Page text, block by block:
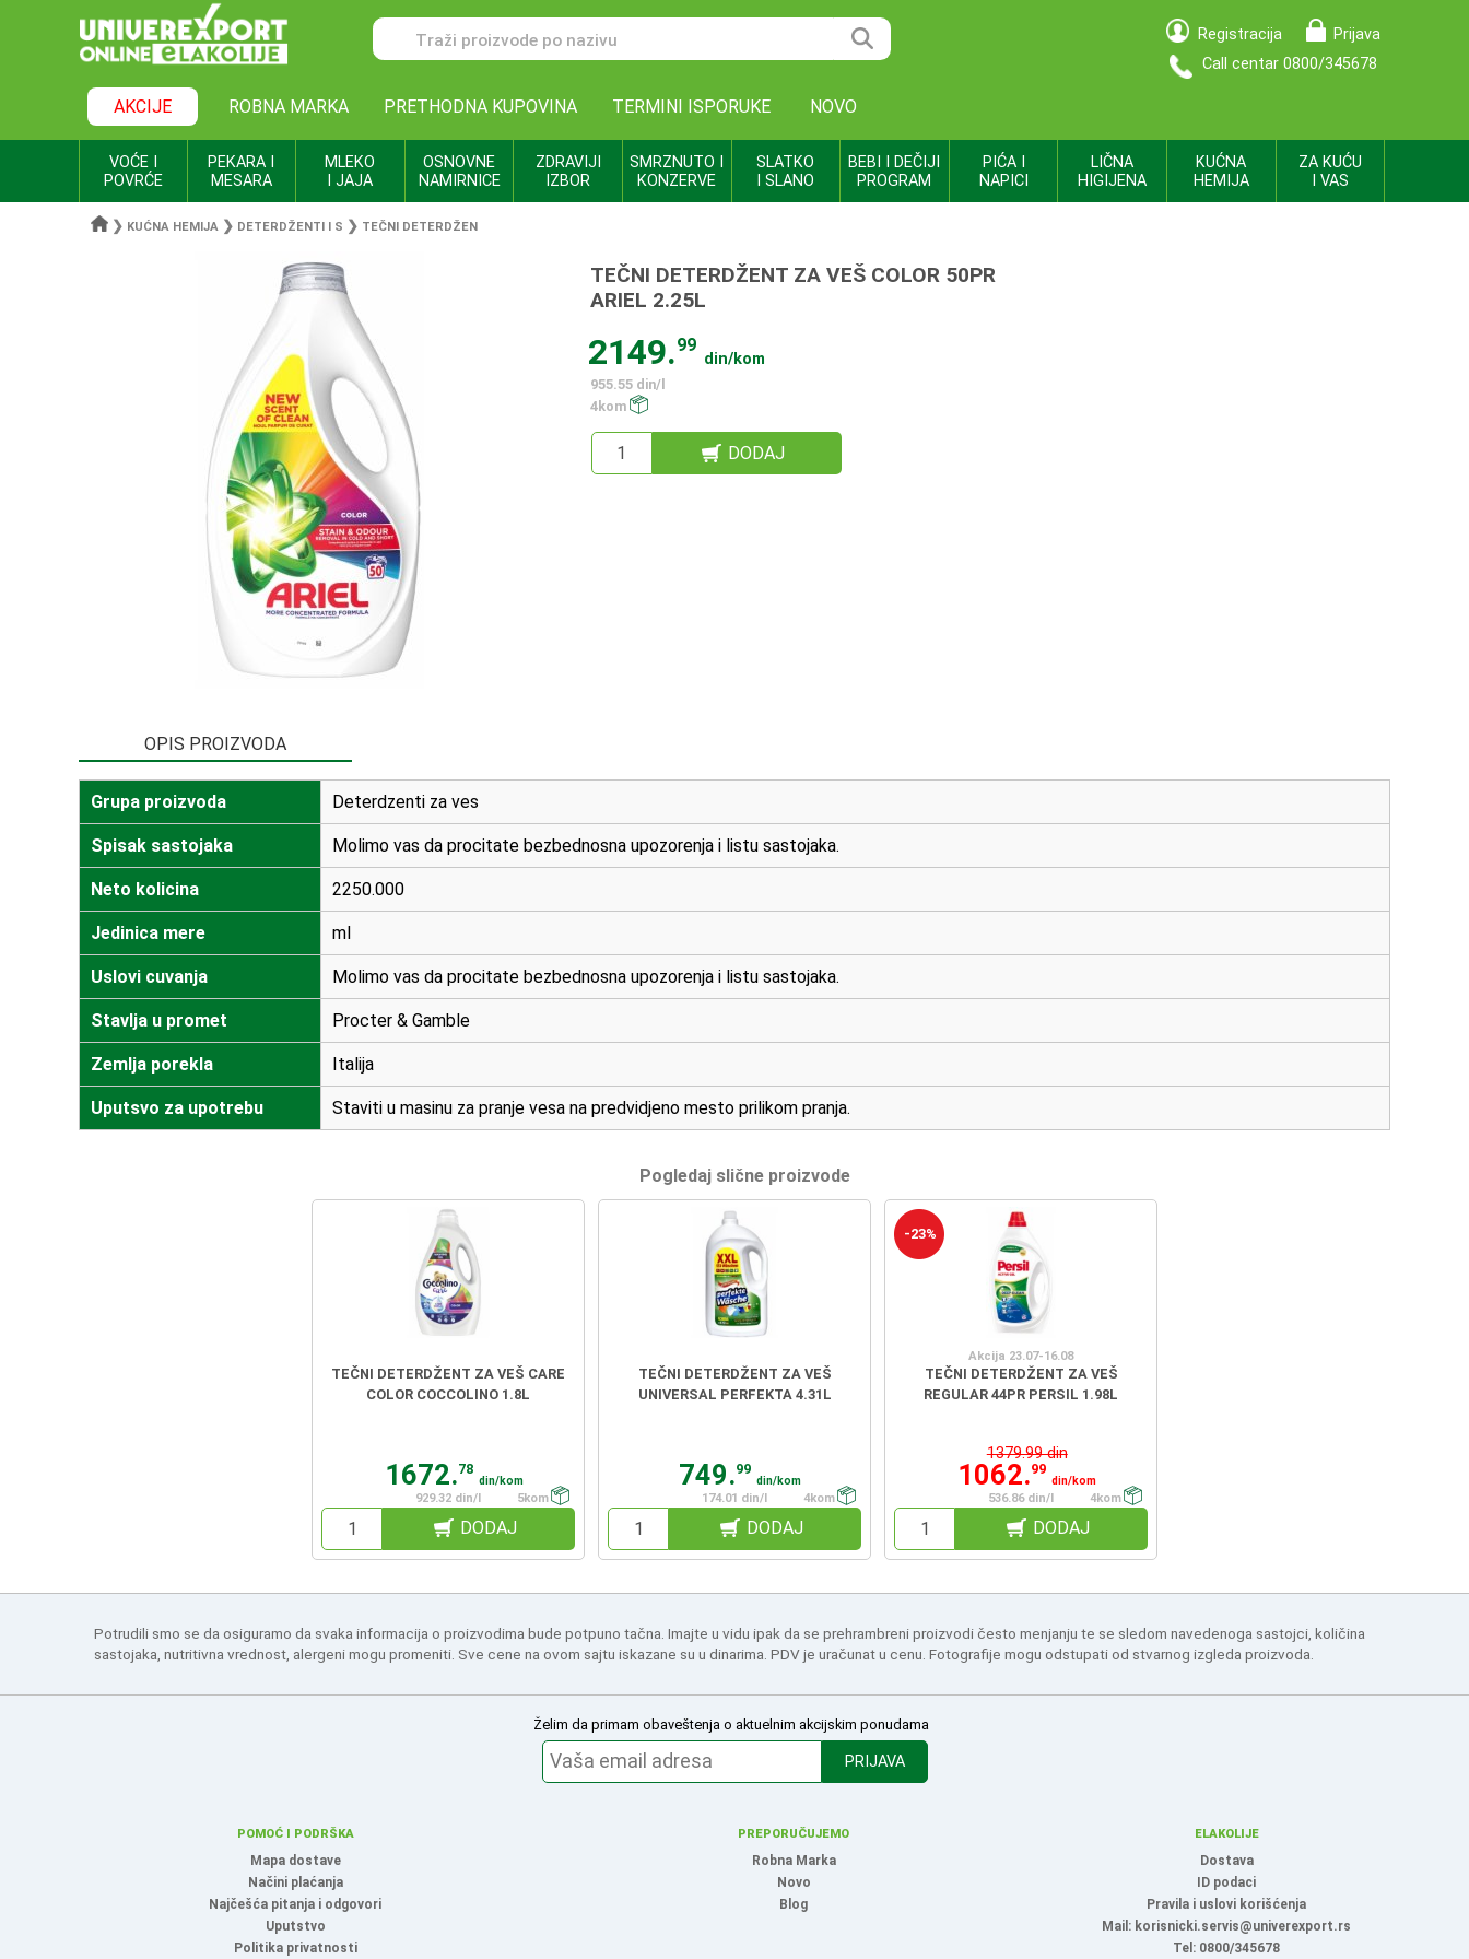
Registracija
Prijava
Call centar 0800/345678
AKCIJE ROBNA MARKA PRETHODNA KUPOVINA TERMINI ISPORUKE NOVO
VOĆE I
POVRĆE
PEKARA I
MESARA
MLEKO
I JAJA
OSNOVNE
NAMIRNICE
ZDRAVIJI
IZBOR
SMRZNUTO I
KONZERVE
SLATKO
I SLANO
BEBI I DEČIJI
PROGRAM
PIĆA I
NAPICI
LIČNA
HIGIJENA
KUĆNA
HEMIJA
ZA KUĆU
I VAS
❯ KUĆNA HEMIJA ❯ DETERDŽENTI I S ❯ TEČNI DETERDŽEN
TEČNI DETERDŽENT ZA VEŠ COLOR 50PR
ARIEL 2.25L
2149.99
din/kom
955.55 din/l
4kom
DODAJ
OPIS PROIZVODA
Grupa proizvoda Deterdzenti za ves
Spisak sastojaka Molimo vas da procitate bezbednosna upozorenja i listu sastojaka.
Neto kolicina 2250.000
Jedinica mere ml
Uslovi cuvanja Molimo vas da procitate bezbednosna upozorenja i listu sastojaka.
Stavlja u promet Procter & Gamble
Zemlja porekla Italija
Uputsvo za upotrebu Staviti u masinu za pranje vesa na predvidjeno mesto prilikom pranja.
Pogledaj slične proizvode
TEČNI DETERDŽENT ZA VEŠ CARE
COLOR COCCOLINO 1.8L
1672.78
din/kom
929.32 din/l
5kom
DODAJ
TEČNI DETERDŽENT ZA VEŠ
UNIVERSAL PERFEKTA 4.31L
749.99
din/kom
174.01 din/l
4kom
DODAJ
-23%
Akcija 23.07-16.08
TEČNI DETERDŽENT ZA VEŠ
REGULAR 44PR PERSIL 1.98L
1379.99 din
1062.99
din/kom
536.86 din/l
4kom
DODAJ
Potrudili smo se da osiguramo da svaka informacija o proizvodima bude potpuno tačna. Imajte u vidu ipak da se prehrambreni proizvodi često menjanju te se sledom navedenoga sastojci, količina
sastojaka, nutritivna vrednost, alergeni mogu promeniti. Sve cene na ovom sajtu iskazane su u dinarima. PDV je uračunat u cenu. Fotografije mogu odstupati od stvarnog izgleda proizvoda.
Želim da primam obaveštenja o aktuelnim akcijskim ponudama
PRIJAVA
POMOĆ I PODRŠKA
Mapa dostave
Načini plaćanja
Najčešća pitanja i odgovori
Uputstvo
Politika privatnosti
PREPORUČUJEMO
Robna Marka
Novo
Blog
ELAKOLIJE
Dostava
ID podaci
Pravila i uslovi korišćenja
Mail: korisnicki.servis@univerexport.rs
Tel: 0800/345678